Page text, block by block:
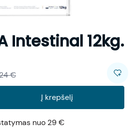
Intestinal 12kg.
€
Į krepšelį
nuo 29 €